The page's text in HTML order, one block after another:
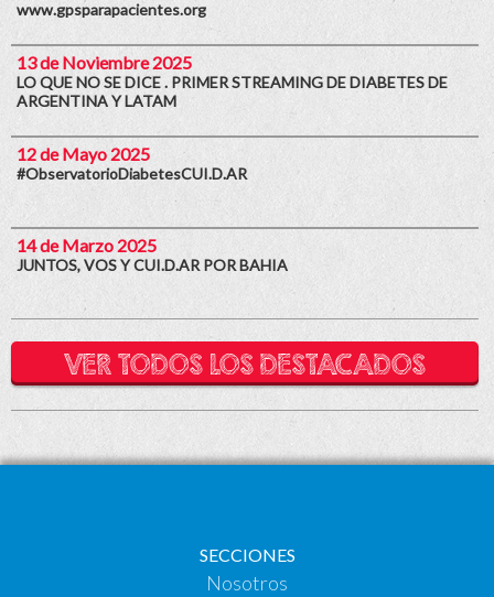
www.gpsparapacientes.org
13 de Noviembre 2025
LO QUE NO SE DICE . PRIMER STREAMING DE DIABETES DE
ARGENTINA Y LATAM
12 de Mayo 2025
#ObservatorioDiabetesCUI.D.AR
14 de Marzo 2025
JUNTOS, VOS Y CUI.D.AR POR BAHIA
VER TODOS LOS DESTACADOS
SECCIONES
Nosotros